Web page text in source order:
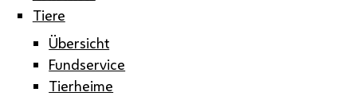
Tiere
Übersicht
Fundservice
Tierheime